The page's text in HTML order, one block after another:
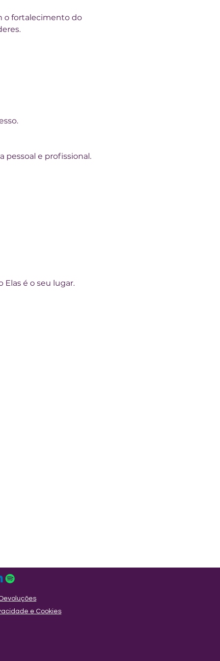
o fortalecimento do
pessoal e profissional.
Elas é o seu lugar.
e Cookies